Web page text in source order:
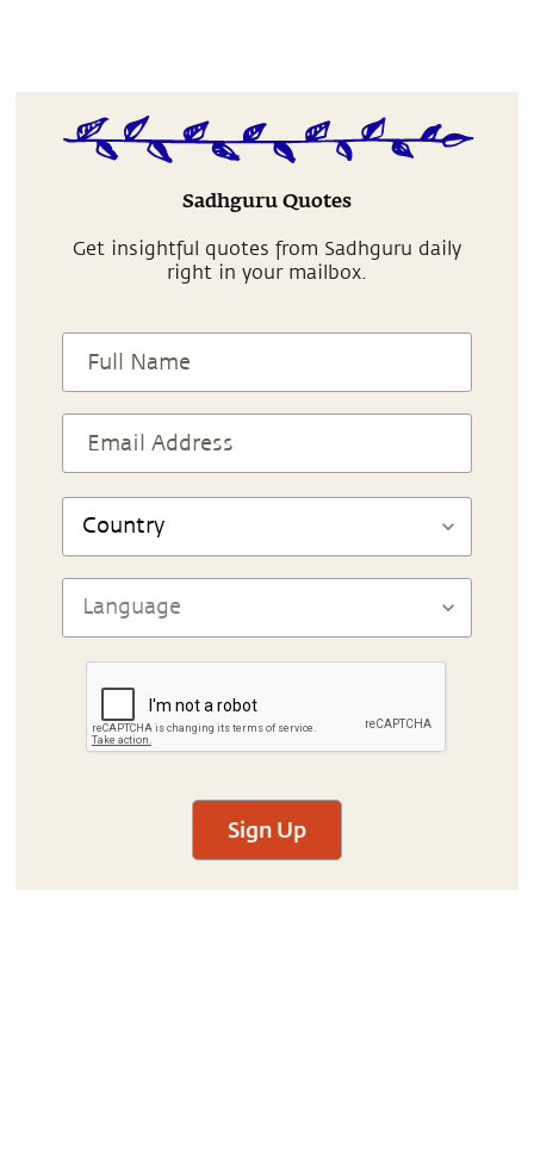
Sadhguru Quotes
Get insightful quotes from Sadhguru daily
right in your mailbox.
Sign Up